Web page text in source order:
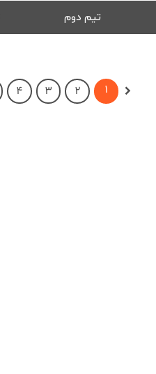
تیم دوم
1
2
3
4